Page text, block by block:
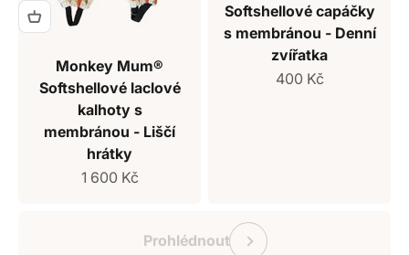
Monkey Mum®
Softshellové laclové
kalhoty s
membránou - Liščí
hrátky
Prodejní cena
1 600 Kč
Softshellové capáčky
s membránou - Denní
zvířatka
Prodejní cena
400 Kč
ProhlédnoutPředchozí